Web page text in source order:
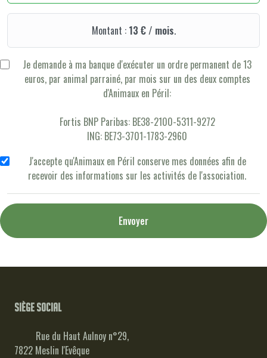
Montant : 13 € / mois.
Je demande à ma banque d'exécuter un ordre permanent de 13
euros, par animal parrainé, par mois sur un des deux comptes
d'Animaux en Péril:
Fortis BNP Paribas: BE38-2100-5311-9272
ING: BE73-3701-1783-2960
J'accepte qu'Animaux en Péril conserve mes données afin de
recevoir des informations sur les activités de l'association.
Envoyer
Siège social
Rue du Haut Aulnoy n°29,
7822 Meslin l'Evêque